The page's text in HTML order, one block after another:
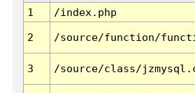
1
/index.php
2 /source/function/
3 /source/class/